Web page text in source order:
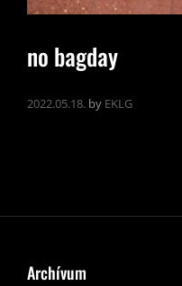
no bagday
2022.05.18. by EKLG
Archívum